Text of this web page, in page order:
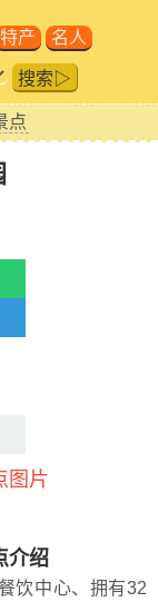
特产 名人
搜索▷
点
图片
介绍
饮中心、拥有32